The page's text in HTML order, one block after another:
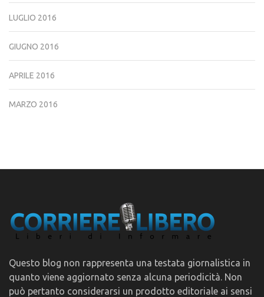
LUGLIO 2016
GIUGNO 2016
APRILE 2016
MARZO 2016
Questo blog non rappresenta una testata giornalistica in
quanto viene aggiornato senza alcuna periodicità. Non
può pertanto considerarsi un prodotto editoriale ai sensi